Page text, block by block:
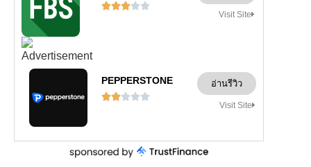

Visit Site
PEPPERSTONE

อ่านรีวิว
Visit Site